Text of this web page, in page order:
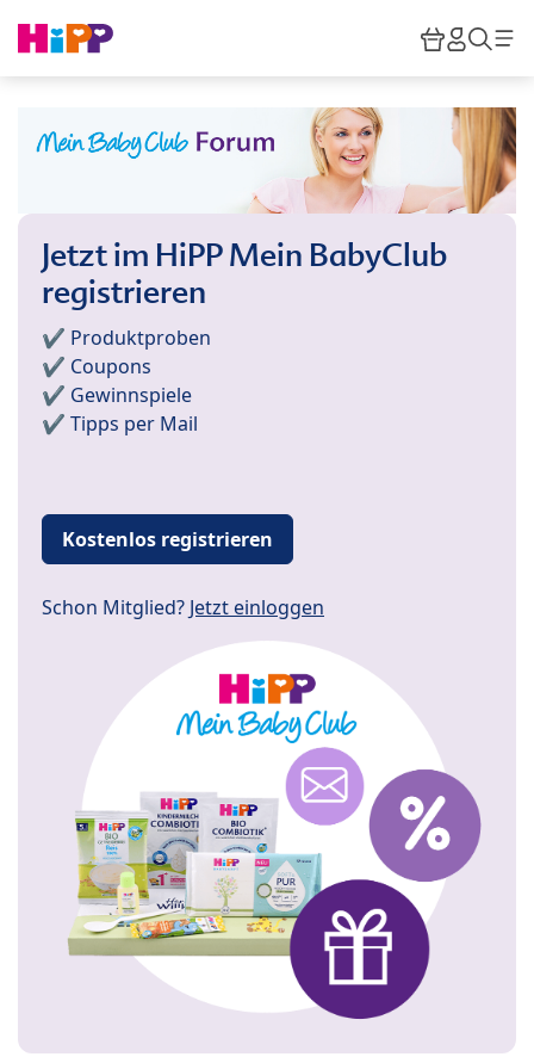
HiPP
Jetzt im HiPP Mein BabyClub
registrieren
✔️ Produktproben
✔️ Coupons
✔️ Gewinnspiele
✔️ Tipps per Mail
Kostenlos registrieren
Schon Mitglied? Jetzt einloggen